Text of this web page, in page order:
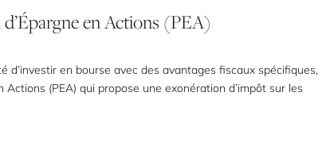
d’ÉpargneenActions (PEA)
d’investir en bourse avec des avantages fiscaux spécifiques,
Actions (PEA) qui propose une exonération d’impôt sur les